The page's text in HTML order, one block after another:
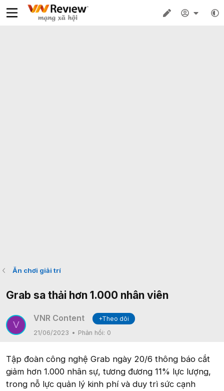
Ăn chơi giải trí
Grab sa thải hơn 1.000 nhân viên
V
VNR Content
+Theo dõi
21/06/2023
Phản hồi: 0
Tập đoàn công nghệ Grab ngày 20/6 thông báo cắt
giảm hơn 1.000 nhân sự, tương đương 11% lực lượng,
trong nỗ lực quản lý kinh phí và duy trì sức cạnh